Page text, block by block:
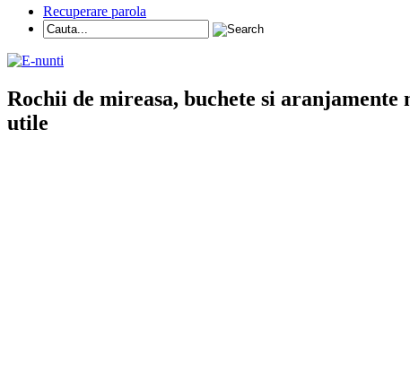
Recuperare parola
Rochii de mireasa, buchete si
utile